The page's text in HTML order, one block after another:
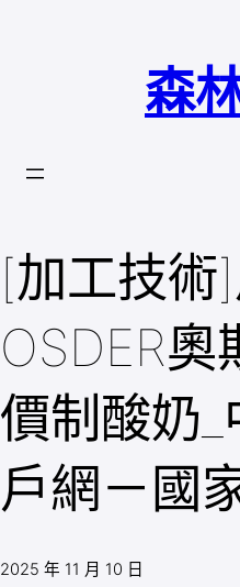
森
[加工技術
OSDER
價制酸奶
戶網－國
2025 年 11 月 10 日